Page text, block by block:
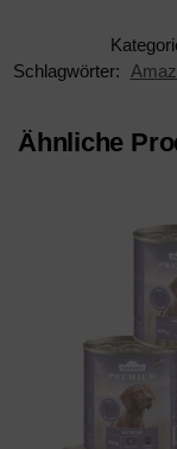
Schlagwörter:
Ähnliche